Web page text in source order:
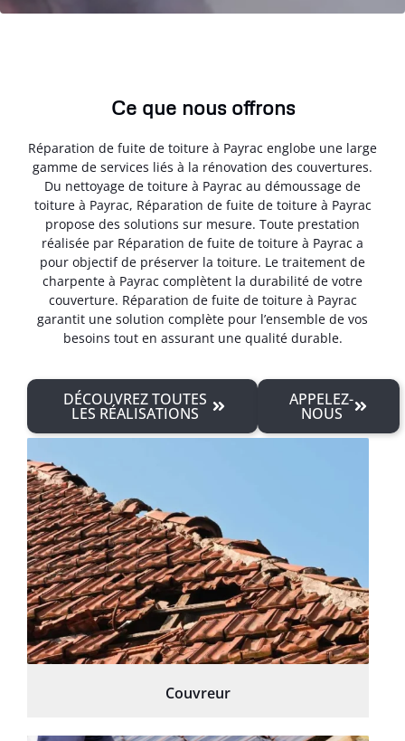
Ce que nous offrons
Réparation de fuite de toiture à Payrac englobe une large
gamme de services liés à la rénovation des couvertures.
Du nettoyage de toiture à Payrac au démoussage de
toiture à Payrac, Réparation de fuite de toiture à Payrac
propose des solutions sur mesure. Toute prestation
réalisée par Réparation de fuite de toiture à Payrac a
pour objectif de préserver la toiture. Le traitement de
charpente à Payrac complètent la durabilité de votre
couverture. Réparation de fuite de toiture à Payrac
garantit une solution complète pour l’ensemble de vos
besoins tout en assurant une qualité durable.
DÉCOUVREZ TOUTES
LES RÉALISATIONS
APPELEZ-
NOUS
Couvreur